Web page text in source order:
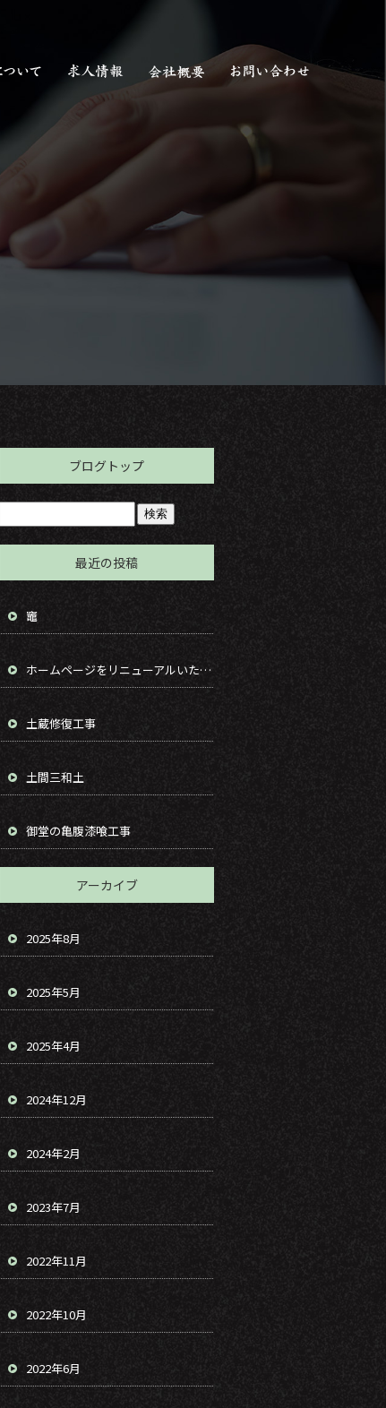
ブログトップ
最近の投稿
竈
ホームページをリニューアルいたしました。
土蔵修復工事
土間三和土
御堂の亀腹漆喰工事
アーカイブ
2025年8月
2025年5月
2025年4月
2024年12月
2024年2月
2023年7月
2022年11月
2022年10月
2022年6月